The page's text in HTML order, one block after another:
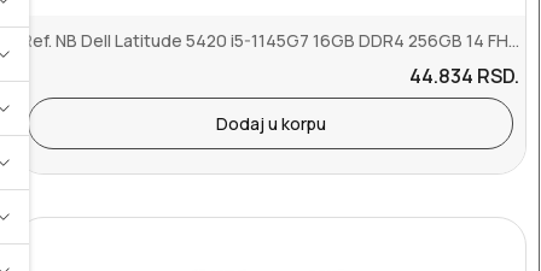
Ref. NB Dell Latitude 5420 i5-1145G7 16GB DDR4 256GB 14 FHD AG ENG ...
44.834 RSD.
Dodaj u korpu